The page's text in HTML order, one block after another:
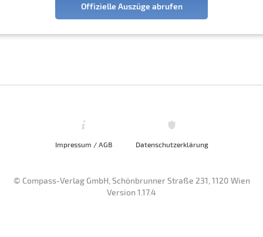
Offizielle Auszüge abrufen
Impressum / AGB Datenschutzerklärung
© Compass-Verlag GmbH, Schönbrunner Straße 231, 1120 Wien
Version 1.17.4